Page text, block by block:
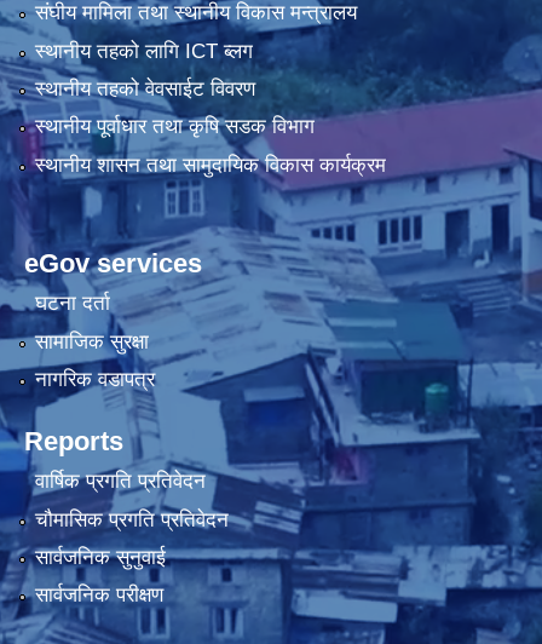
संघीय मामिला तथा स्थानीय विकास मन्त्रालय
स्थानीय तहको लागि ICT ब्लग
स्थानीय तहको वेवसाईट विवरण
स्थानीय पूर्वाधार तथा कृषि सडक विभाग
स्थानीय शासन तथा सामुदायिक विकास कार्यक्रम
eGov services
घटना दर्ता
सामाजिक सुरक्षा
नागरिक वडापत्र
Reports
वार्षिक प्रगति प्रतिवेदन
चौमासिक प्रगति प्रतिवेदन
सार्वजनिक सुनुवाई
सार्वजनिक परीक्षण